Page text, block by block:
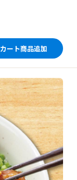
カート商品追加